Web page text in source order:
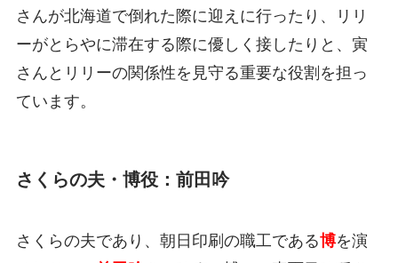
さんが北海道で倒れた際に迎えに行ったり、リリ
ーがとらやに滞在する際に優しく接したりと、寅
さんとリリーの関係性を見守る重要な役割を担っ
ています。
さくらの夫・博役：前田吟
さくらの夫であり、朝日印刷の職工である博を演